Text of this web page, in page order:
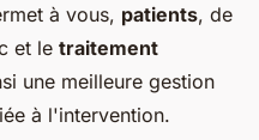
à vous, patients, de
et le traitement
une meilleure gestion
à l'intervention.